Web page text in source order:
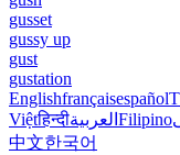
gusset
gussy up
gust
gustation
Englishfrançaisespañol
Việtहिन्दीالعربية Filipino
中文한국어